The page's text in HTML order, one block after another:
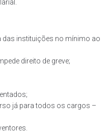
instituições no mínimo ao
direito de greve;
já para todos os cargos –